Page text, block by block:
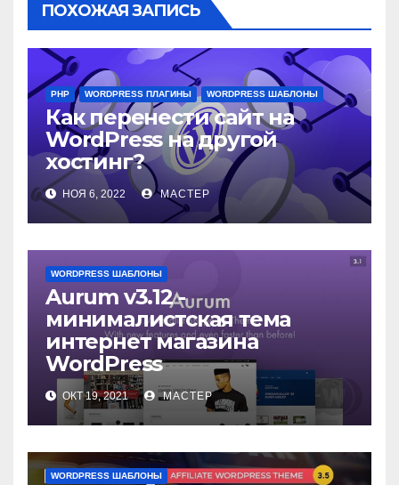
ПОХОЖАЯ ЗАПИСЬ
PHP WORDPRESS ПЛАГИНЫ WORDPRESS ШАБЛОНЫ
Как перенести сайт на
WordPress на другой
хостинг?
НОЯ 6, 2022 МАСТЕР
WORDPRESS ШАБЛОНЫ
Aurum v3.12 -
минималистская тема
интернет магазина
WordPress
ОКТ 19, 2021 МАСТЕР
WORDPRESS ШАБЛОНЫ